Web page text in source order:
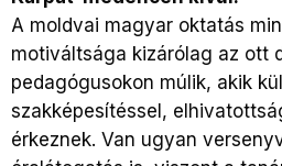
A moldvai magyar oktatás
motiváltsága kizárólag az ott
pedagógusokon múlik, akik
szakképesítéssel,
érkeznek. Van ugyan